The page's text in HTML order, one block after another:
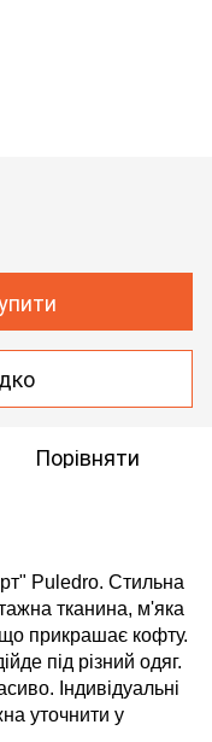
Порівняти
Puledro. Стильна
тканина, м'яка
прикрашає кофту.
під різний одяг.
Індивідуальні
уточнити у